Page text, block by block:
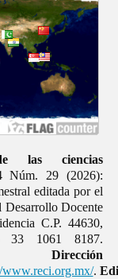
las ciencias
Núm. 29 (2026):
editada por el
Desarrollo Docente
C.P. 44630,
33 1061 8187.
Dirección
www.reci.org.mx/.